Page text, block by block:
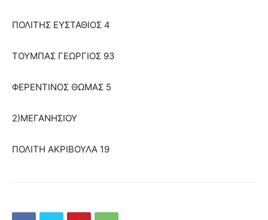
ΠΟΛΙΤΗΣ ΕΥΣΤΑΘΙΟΣ 4
ΤΟΥΜΠΑΣ ΓΕΩΡΓΙΟΣ 93
ΦΕΡΕΝΤΙΝΟΣ ΘΩΜΑΣ 5
2)ΜΕΓΑΝΗΣΙΟΥ
ΠΟΛΙΤΗ ΑΚΡΙΒΟΥΛΑ 19